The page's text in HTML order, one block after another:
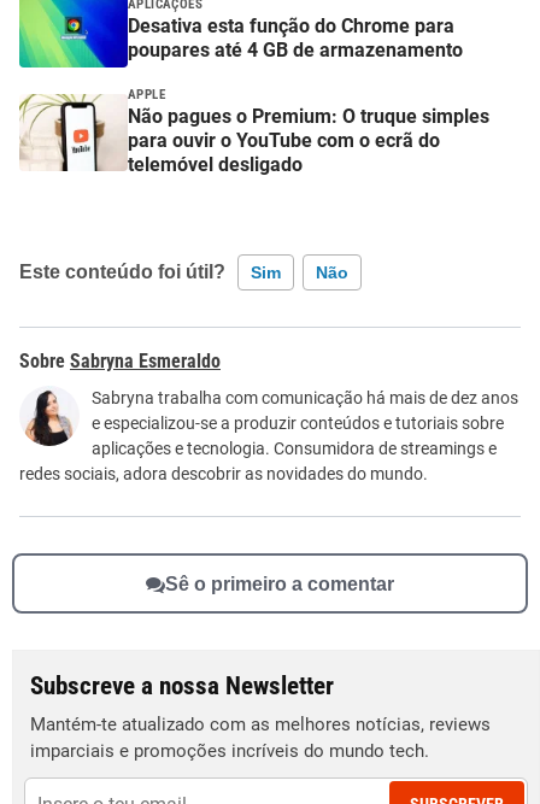
APLICAÇÕES
Desativa esta função do Chrome para
poupares até 4 GB de armazenamento
APPLE
Não pagues o Premium: O truque simples
para ouvir o YouTube com o ecrã do
telemóvel desligado
Este conteúdo foi útil? Sim Não
Este conteúdo contém informação incorreta
Este conteúdo não tem a informação que procuro
Outro
Sabryna Esmeraldo
Sabryna trabalha com comunicação há mais de dez anos
e especializou-se a produzir conteúdos e tutoriais sobre
aplicações e tecnologia. Consumidora de streamings e
redes sociais, adora descobrir as novidades do mundo.
Sê o primeiro a comentar
Subscreve a nossa Newsletter
Mantém-te atualizado com as melhores notícias, reviews
imparciais e promoções incríveis do mundo tech.